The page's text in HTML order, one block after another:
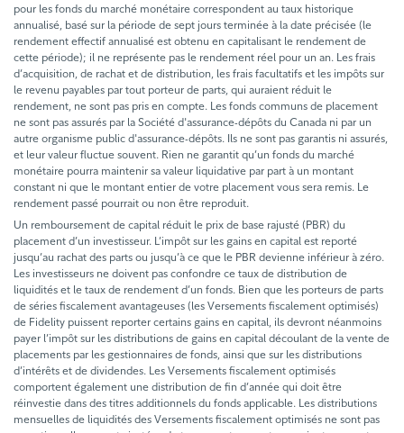
pour les fonds du marché monétaire correspondent au taux historique
annualisé, basé sur la période de sept jours terminée à la date précisée (le
rendement effectif annualisé est obtenu en capitalisant le rendement de
cette période); il ne représente pas le rendement réel pour un an. Les frais
d’acquisition, de rachat et de distribution, les frais facultatifs et les impôts sur
le revenu payables par tout porteur de parts, qui auraient réduit le
rendement, ne sont pas pris en compte. Les fonds communs de placement
ne sont pas assurés par la Société d'assurance-dépôts du Canada ni par un
autre organisme public d'assurance-dépôts. Ils ne sont pas garantis ni assurés,
et leur valeur fluctue souvent. Rien ne garantit qu’un fonds du marché
monétaire pourra maintenir sa valeur liquidative par part à un montant
constant ni que le montant entier de votre placement vous sera remis. Le
rendement passé pourrait ou non être reproduit.
Un remboursement de capital réduit le prix de base rajusté (PBR) du
placement d’un investisseur. L’impôt sur les gains en capital est reporté
jusqu’au rachat des parts ou jusqu’à ce que le PBR devienne inférieur à zéro.
Les investisseurs ne doivent pas confondre ce taux de distribution de
liquidités et le taux de rendement d’un fonds. Bien que les porteurs de parts
de séries fiscalement avantageuses (les Versements fiscalement optimisés)
de Fidelity puissent reporter certains gains en capital, ils devront néanmoins
payer l’impôt sur les distributions de gains en capital découlant de la vente de
placements par les gestionnaires de fonds, ainsi que sur les distributions
d’intérêts et de dividendes. Les Versements fiscalement optimisés
comportent également une distribution de fin d’année qui doit être
réinvestie dans des titres additionnels du fonds applicable. Les distributions
mensuelles de liquidités des Versements fiscalement optimisés ne sont pas